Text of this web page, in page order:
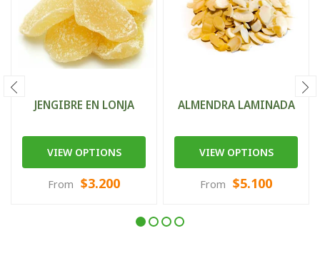
JENGIBRE EN LONJA
VIEW OPTIONS
From $3.200
ALMENDRA LAMINADA
VIEW OPTIONS
From $5.100